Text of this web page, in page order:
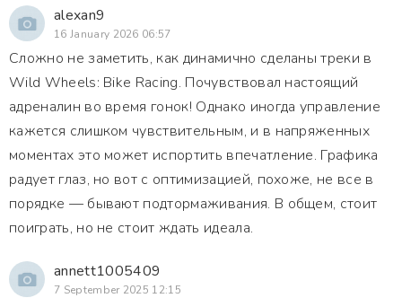
alexan9
16 January 2026 06:57
Сложно не заметить, как динамично сделаны треки в
Wild Wheels: Bike Racing. Почувствовал настоящий
адреналин во время гонок! Однако иногда управление
кажется слишком чувствительным, и в напряженных
моментах это может испортить впечатление. Графика
радует глаз, но вот с оптимизацией, похоже, не все в
порядке — бывают подтормаживания. В общем, стоит
поиграть, но не стоит ждать идеала.
annett1005409
7 September 2025 12:15